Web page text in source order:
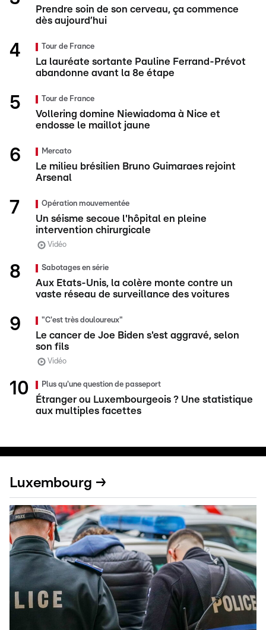
Prendre soin de son cerveau, ça commence
dès aujourd’hui
Tour de France
La lauréate sortante Pauline Ferrand-Prévot
abandonne avant la 8e étape
Tour de France
Vollering domine Niewiadoma à Nice et
endosse le maillot jaune
Mercato
Le milieu brésilien Bruno Guimaraes rejoint
Arsenal
Opération mouvementée
Un séisme secoue l'hôpital en pleine
intervention chirurgicale
Vidéo
Sabotages en série
Aux Etats-Unis, la colère monte contre un
vaste réseau de surveillance des voitures
"C'est très douloureux"
Le cancer de Joe Biden s'est aggravé, selon
son fils
Vidéo
Plus qu'une question de passeport
Étranger ou Luxembourgeois ? Une statistique
aux multiples facettes
Luxembourg →